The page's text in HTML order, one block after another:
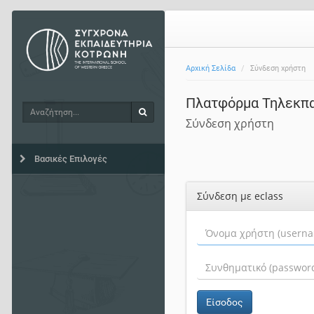
Αρχική Σελίδα Σύνδεση χρήστη
Πλατφόρμα
Σύνδεση χρήστη
Σύνδεση με eclass
Είσοδος
Αναζήτηση Αναζήτηση
Βασικές Επιλογές